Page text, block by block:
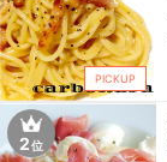
PICKUP
2位